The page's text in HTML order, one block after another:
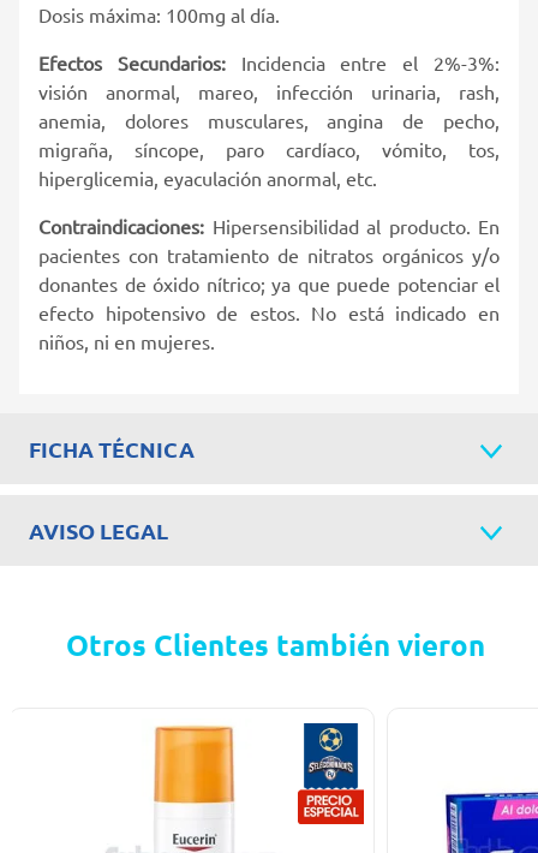
Dosis máxima: 100mg al día.
Efectos Secundarios: Incidencia entre el 2%-3%:
visión anormal, mareo, infección urinaria, rash,
anemia, dolores musculares, angina de pecho,
migraña, síncope, paro cardíaco, vómito, tos,
hiperglicemia, eyaculación anormal, etc.
Contraindicaciones: Hipersensibilidad al producto. En
pacientes con tratamiento de nitratos orgánicos y/o
donantes de óxido nítrico; ya que puede potenciar el
efecto hipotensivo de estos. No está indicado en
niños, ni en mujeres.
FICHA TÉCNICA
AVISO LEGAL
Otros Clientes también vieron